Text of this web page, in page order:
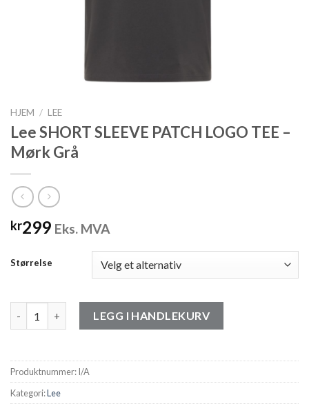
HJEM / LEE
Lee SHORT SLEEVE PATCH LOGO TEE –
Mørk Grå
kr299 Eks. MVA
Størrelse
LEGG I HANDLEKURV
Produktnummer:I/A
Kategori:Lee